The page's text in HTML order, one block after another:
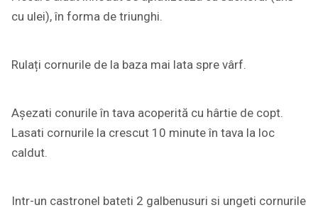
cu ulei), în forma de triunghi.
Rulați cornurile de la baza mai lata spre vârf.
Așezati conurile în tava acoperită cu hârtie de copt.
Lasati cornurile la crescut 10 minute în tava la loc
caldut.
Intr-un castronel bateti 2 galbenusuri si ungeti cornurile